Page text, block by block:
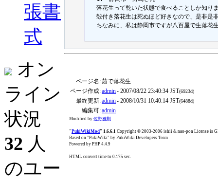
張書
式
オン
ライン
状況
32 人
のユー
落花生って乾いた状態で食べることしか知り
殻付き落花生は死ぬほど好きなので、是非是
ちなみに、私は静岡市ですが八百屋で生落花
ページ名:茹で落花生
ページ作成:admin- 2007/08/22 23:40:34 JST(6923d)
最終更新:admin- 2008/10/31 10:40:14 JST(6488d)
編集可:admin
Modified by 佐野雅則
"PukiWikiMod" 1.6.6.1 Copyright © 2003-2006 ishii & nao-pon License is
Based on "PukiWiki" by PukiWiki Developers Team
Powered by PHP 4.4.9
HTML convert time to 0.175 sec.